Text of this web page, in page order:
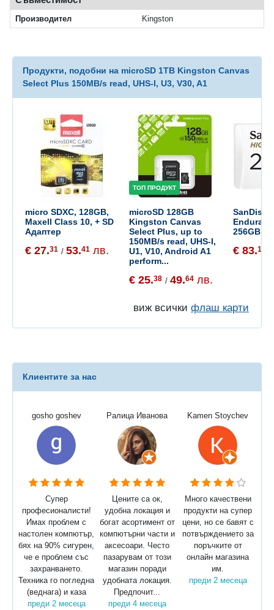
Производител Kingston
Продукти, подобни на microSD 1TB Kingston Canvas
Select Plus 150MB/s read, UHS-I, U3, V30, A1
micro SDXC, 128GB,
Maxell Class 10, + SD
Адаптер
€ 27.31 / 53.41 лв.
ТОП ПРОДУКТ
microSD 128GB
Kingston Canvas
Select Plus, up to
150MB/s read, UHS-I,
U1, V10, Android A1
perform...
€ 25.38 / 49.64 лв.
SanDisk
256GB +
€ 83.10
виж всички флаш карти
Клиентите за нас
gosho goshev
Супер
професионалисти!
Имах проблем с
настолен компютър,
бях на 90% сигурен,
че е проблем със
захранването.
Техника го погледна
(веднага) и каза
преди 2 месеца
Ралица Иванова
Цените са ок,
удобна локация и
богат асортимент от
компютърни части и
аксесоари. Често
пазарувам от този
магазин поради
удобната локация.
Предпочит...
преди 4 месеца
Kamen Stoychev
Много качествени
продукти на супер
цени, но се бавят с
потвърждението за
поръчките от
онлайн магазина
им.
преди 2 месеца